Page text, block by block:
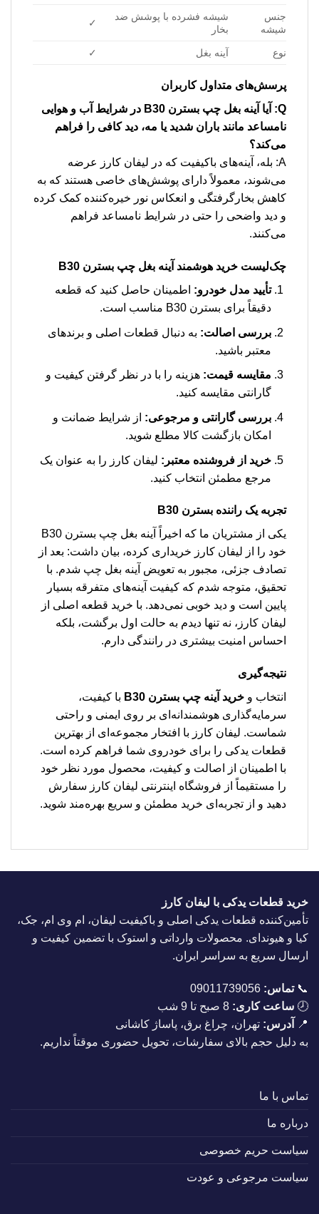
جنس
شیشه
شیشه فشرده با پوشش ضد
بخار
✓
نوع آینه بغل ✓
پرسش‌های متداول کاربران
Q: آیا آینه بغل چپ بسترن B30 در شرایط آب و هوایی
نامساعد مانند باران شدید یا مه، دید کافی را فراهم
می‌کند؟
A: بله، آینه‌های باکیفیت که در لیفان کارز عرضه
می‌شوند، معمولاً دارای پوشش‌های خاصی هستند که به
کاهش بخارگرفتگی و انعکاس نور خیره‌کننده کمک کرده
و دید واضحی را حتی در شرایط نامساعد فراهم
می‌کنند.
چک‌لیست خرید هوشمند آینه بغل چپ بسترن B30
تأیید مدل خودرو: اطمینان حاصل کنید که قطعه
دقیقاً برای بسترن B30 مناسب است.
بررسی اصالت: به دنبال قطعات اصلی و برندهای
معتبر باشید.
مقایسه قیمت: هزینه را با در نظر گرفتن کیفیت و
گارانتی مقایسه کنید.
بررسی گارانتی و مرجوعی: از شرایط ضمانت و
امکان بازگشت کالا مطلع شوید.
خرید از فروشنده معتبر: لیفان کارز را به عنوان یک
مرجع مطمئن انتخاب کنید.
تجربه یک راننده بسترن B30
یکی از مشتریان ما که اخیراً آینه بغل چپ بسترن B30
خود را از لیفان کارز خریداری کرده، بیان داشت: بعد از
تصادف جزئی، مجبور به تعویض آینه بغل چپ شدم. با
تحقیق، متوجه شدم که کیفیت آینه‌های متفرقه بسیار
پایین است و دید خوبی نمی‌دهد. با خرید قطعه اصلی از
لیفان کارز، نه تنها دیدم به حالت اول برگشت، بلکه
احساس امنیت بیشتری در رانندگی دارم.
نتیجه‌گیری
انتخاب و خرید آینه چپ بسترن B30
با کیفیت،
سرمایه‌گذاری هوشمندانه‌ای بر روی ایمنی و راحتی
شماست. لیفان کارز با افتخار مجموعه‌ای از بهترین
قطعات یدکی را برای خودروی شما فراهم کرده است.
با اطمینان از اصالت و کیفیت، محصول مورد نظر خود
را مستقیماً از فروشگاه اینترنتی لیفان کارز سفارش
دهید و از تجربه‌ای خرید مطمئن و سریع بهره‌مند شوید.
خرید قطعات یدکی با لیفان کارز
تأمین‌کننده قطعات یدکی اصلی و باکیفیت لیفان، ام وی ام، جک،
کیا و هیوندای. محصولات وارداتی و استوک با تضمین کیفیت و
ارسال سریع به سراسر ایران.
📞تماس: 09011739056
🕗 ساعت کاری:
📍
آدرس: تهران، چراغ برق، پاساژ کاشانی
به دلیل حجم بالای سفارشات، تحویل حضوری موقتاً نداریم.
تماس با ما
درباره ما
سیاست حریم خصوصی
سیاست مرجوعی و عودت